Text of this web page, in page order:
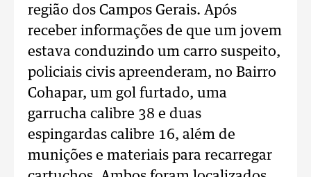
região dos Campos Gerais. Após
receber informações de que um jovem
estava conduzindo um carro suspeito,
policiais civis apreenderam, no Bairro
Cohapar, um gol furtado, uma
garrucha calibre 38 e duas
espingardas calibre 16, além de
munições e materiais para recarregar